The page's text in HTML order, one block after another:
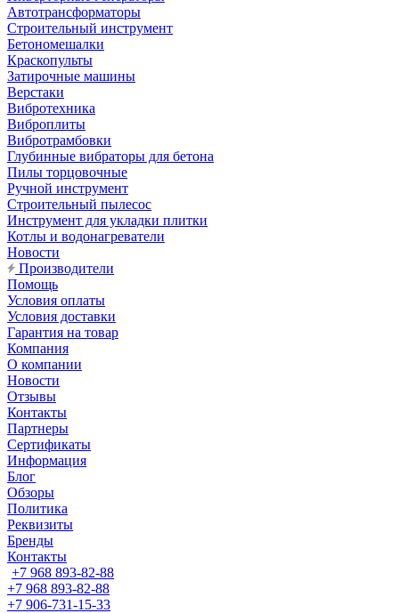
Автотрансформаторы
Строительный инструмент
Бетономешалки
Краскопульты
Затирочные машины
Верстаки
Вибротехника
Виброплиты
Вибротрамбовки
Глубинные вибраторы для бетона
Пилы торцовочные
Ручной инструмент
Строительный пылесос
Инструмент для укладки плитки
Котлы и водонагреватели
Новости
Производители
Помощь
Условия оплаты
Условия доставки
Гарантия на товар
Компания
О компании
Новости
Отзывы
Контакты
Партнеры
Сертификаты
Информация
Блог
Обзоры
Политика
Реквизиты
Бренды
Контакты
+7 968 893-82-88
+7 968 893-82-88
+7 906-731-15-33